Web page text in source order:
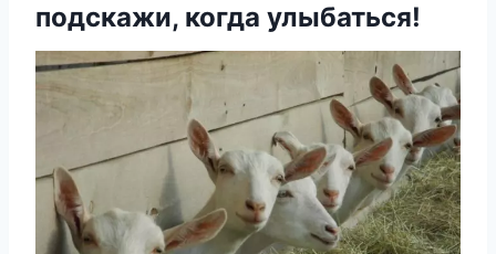
подскажи, когда улыбаться!